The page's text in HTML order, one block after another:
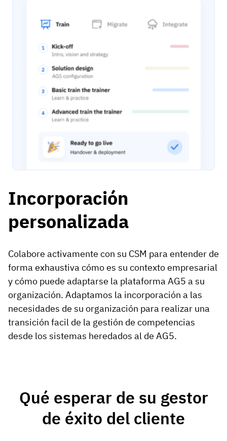
Incorporación
personalizada
Colabore activamente con su CSM para entender de
forma exhaustiva cómo es su contexto empresarial
y cómo puede adaptarse la plataforma AG5 a su
organización. Adaptamos la incorporación a las
necesidades de su organización para realizar una
transición facil de la gestión de competencias
desde los sistemas heredados al de AG5.
Qué esperar de su gestor
de éxito del cliente